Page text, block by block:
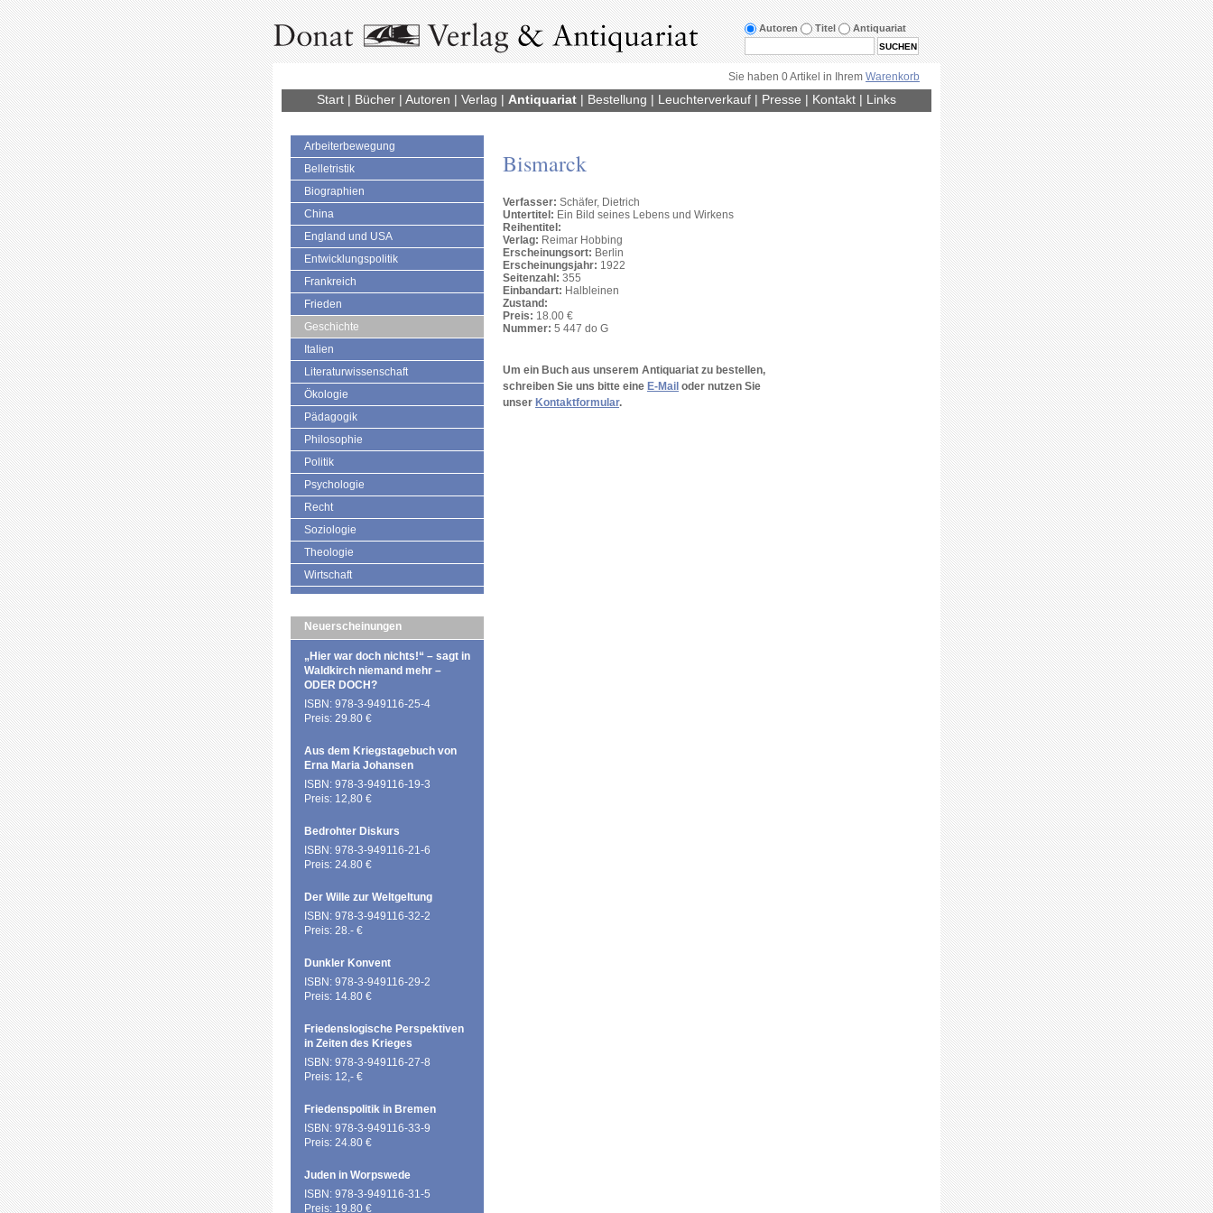
Autoren Titel Antiquariat
Sie haben 0 Artikel in Ihrem Warenkorb
Start | Bücher | Autoren | Verlag | Antiquariat | Bestellung | Leuchterverkauf | Presse | Kontakt | Links
Arbeiterbewegung
Belletristik
Biographien
China
England und USA
Entwicklungspolitik
Frankreich
Frieden
Geschichte
Italien
Literaturwissenschaft
Ökologie
Pädagogik
Philosophie
Politik
Psychologie
Recht
Soziologie
Theologie
Wirtschaft
Neuerscheinungen
„Hier war doch nichts!“ – sagt in
Waldkirch niemand mehr –
ODER DOCH?
ISBN: 978-3-949116-25-4
Preis: 29.80 €
Aus dem Kriegstagebuch von
Erna Maria Johansen
ISBN: 978-3-949116-19-3
Preis: 12,80 €
Bedrohter Diskurs
ISBN: 978-3-949116-21-6
Preis: 24.80 €
Der Wille zur Weltgeltung
ISBN: 978-3-949116-32-2
Preis: 28.- €
Dunkler Konvent
ISBN: 978-3-949116-29-2
Preis: 14.80 €
Friedenslogische Perspektiven
in Zeiten des Krieges
ISBN: 978-3-949116-27-8
Preis: 12,- €
Friedenspolitik in Bremen
ISBN: 978-3-949116-33-9
Preis: 24.80 €
Juden in Worpswede
ISBN: 978-3-949116-31-5
Preis: 19.80 €
Bismarck
Verfasser: Schäfer, Dietrich
Untertitel: Ein Bild seines Lebens und Wirkens
Reihentitel:
Verlag: Reimar Hobbing
Erscheinungsort: Berlin
Erscheinungsjahr: 1922
Seitenzahl: 355
Einbandart: Halbleinen
Zustand:
Preis: 18.00 €
Nummer: 5 447 do G
Um ein Buch aus unserem Antiquariat zu bestellen,
schreiben Sie uns bitte eine E-Mail oder nutzen Sie
unser Kontaktformular.